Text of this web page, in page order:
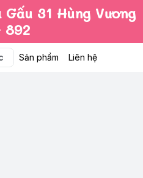
31 Hùng Vương
892
Sản phẩm Liên hệ